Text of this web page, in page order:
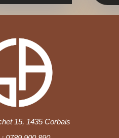
15, 1435 Corbais